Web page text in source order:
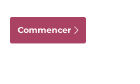
Commencer